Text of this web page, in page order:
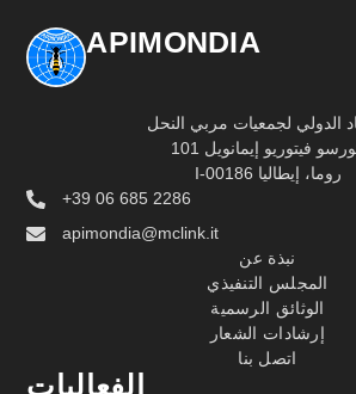
APIMONDIA
الدولي لجمعيات مربي النحل
فيتوريو إيمانويل 101
I-00186 روما، إيطاليا
+39 06 685 2286
apimondia@mclink.it
نبذة عن
المجلس التنفيذي
الوثائق الرسمية
إرشادات الشعار
اتصل بنا
الفعاليات